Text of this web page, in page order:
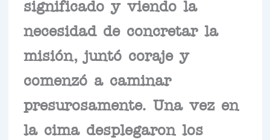
significado y viendo la
necesidad de concretar la
misión, juntó coraje y
comenzó a caminar
presurosamente. Una vez en
la cima desplegaron los